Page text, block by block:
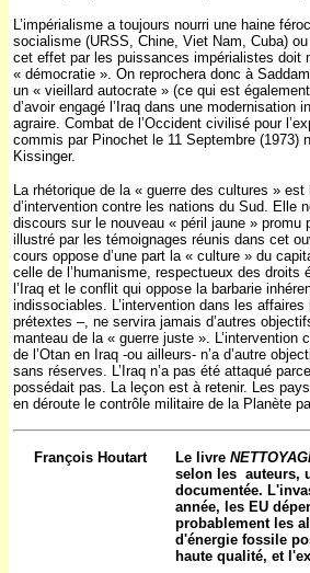
L’impérialisme a toujours nourri une haine
socialisme (URSS, Chine, Viet Nam, Cuba)
cet effet par les puissances impérialistes doit
« démocratie ». On reprochera donc à
un « vieillard autocrate » (ce qui est
d’avoir engagé l’Iraq dans une
agraire. Combat de l’Occident civilisé pour
commis par Pinochet le 11 Septembre (1973)
Kissinger.
La rhétorique de la « guerre des cultures »
d’intervention contre les nations du Sud. Elle
discours sur le nouveau « péril jaune » promu
illustré par les témoignages réunis dans cet
cours oppose d’une part la « culture » du
celle de l’humanisme, respectueux des
l’Iraq et le conflit qui oppose la barbarie
indissociables. L’intervention dans les
prétextes –, ne servira jamais d’autres
manteau de la « guerre juste ».
de l’Otan en Iraq -ou ailleurs- n’a d’autre
sans réserves. L’Iraq n’a pas été attaqué
possédait pas. La leçon est à retenir. Les
en déroute le contrôle militaire de la Planète
François Houtart Le livre
selon les auteurs,
documentée.
année, les EU
probablement les
d'énergie fossile
haute qualité, et